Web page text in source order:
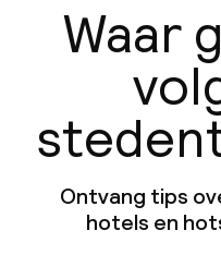
Waar
Ontvang tips
hotels en